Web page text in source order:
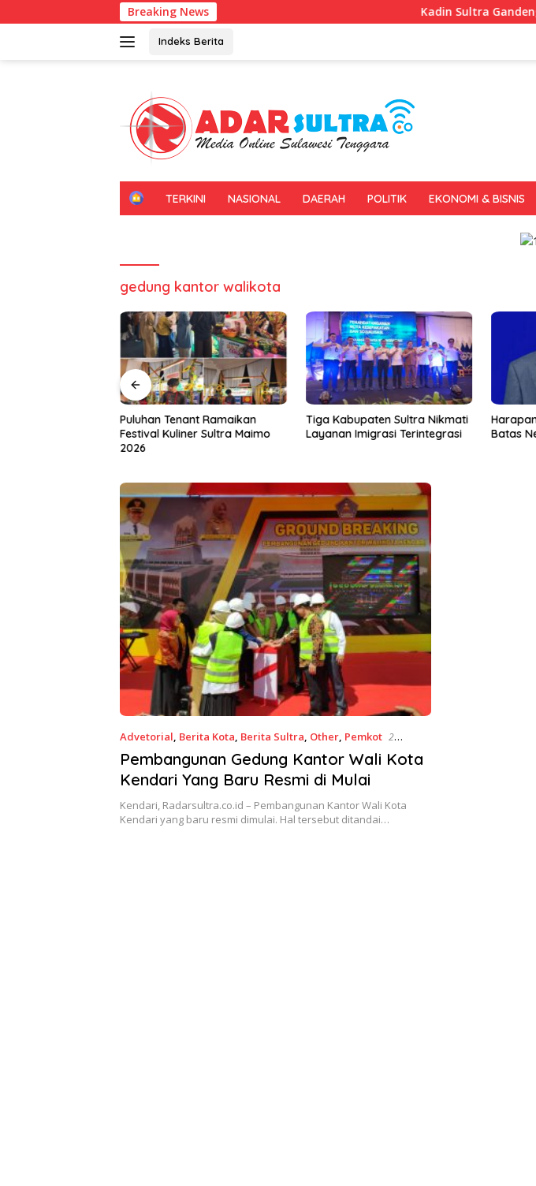
ke
Breaking News Kadin Sultra Gandeng IAI
Indeks Berita
H
TERKINI NASIONAL DAERAH POLITIK EKONOMI & BISNIS
gedung kantor walikota
Puluhan Tenant Ramaikan
Festival Kuliner Sultra Maimo
2026
Tiga Kabupaten Sultra Nikmati
Layanan Imigrasi Terintegrasi
Batas
Advetorial, Berita Kota, Berita Sultra, Other, Pemkot 2
September 2019
Pembangunan Gedung Kantor Wali Kota
Kendari Yang Baru Resmi di Mulai
Kendari, Radarsultra.co.id – Pembangunan Kantor Wali Kota
Kendari yang baru resmi dimulai. Hal tersebut ditandai…